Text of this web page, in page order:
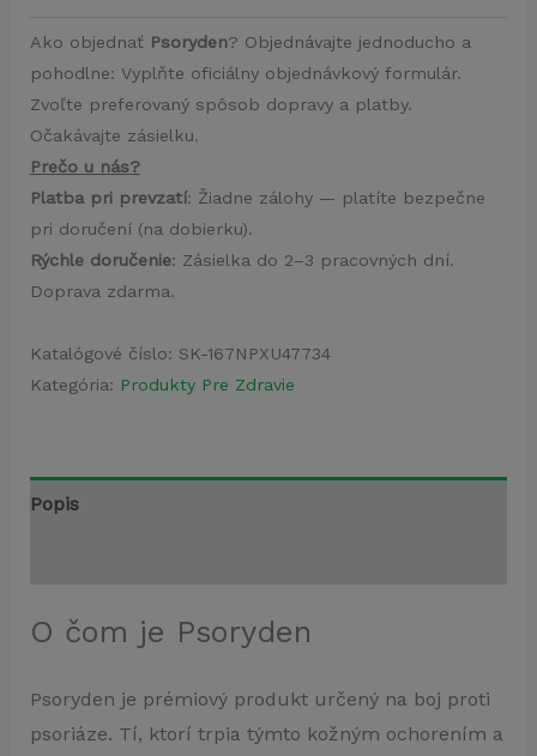
Ako objednať Psoryden? Objednávajte jednoducho a
pohodlne: Vyplňte oficiálny objednávkový formulár.
Zvoľte preferovaný spôsob dopravy a platby.
Očakávajte zásielku.
Prečo u nás?
Platba pri prevzatí: Žiadne zálohy — platíte bezpečne
pri doručení (na dobierku).
Rýchle doručenie: Zásielka do 2–3 pracovných dní.
Doprava zdarma.
Katalógové číslo: SK-167NPXU47734
Kategória: Produkty Pre Zdravie
Popis
O čom je Psoryden
Psoryden je prémiový produkt určený na boj proti
psoriáze. Tí, ktorí trpia týmto kožným ochorením a